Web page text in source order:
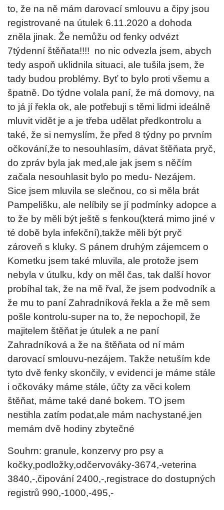
to, že na ně mám darovací smlouvu a čipy jsou
registrované na útulek 6.11.2020 a dohoda
zněla jinak. Že nemůžu od fenky odvézt
7týdenní štěňata!!!! no nic odvezla jsem, abych
tedy aspoň uklidnila situaci, ale tušila jsem, že
tady budou problémy. Byť to bylo proti všemu a
špatně. Do týdne volala paní, že má domovy, na
to já jí řekla ok, ale potřebuji s těmi lidmi ideálně
mluvit vidět je a je třeba udělat předkontrolu a
také, že si nemyslím, že před 8 týdny po prvním
očkování,že to nesouhlasím, dávat štěňata pryč,
do zpráv byla jak med,ale jak jsem s něčím
začala nesouhlasit bylo po medu- Nezájem.
Sice jsem mluvila se slečnou, co si měla brát
Pampelišku, ale nelíbily se jí podmínky adopce a
to že by měli být ještě s fenkou(která mimo jiné v
té době byla infekční),takže měli být pryč
zároveň s kluky. S pánem druhým zájemcem o
Kometku jsem také mluvila, ale protože jsem
nebyla v útulku, kdy on měl čas, tak další hovor
probíhal tak, že na mě řval, že jsem podvodník a
že mu to paní Zahradníková řekla a že mě sem
pošle kontrolu-super na to, že nepochopil, že
majitelem štěňat je útulek a ne paní
Zahradníková a že na štěňata od ní mám
darovací smlouvu-nezájem. Takže netuším kde
tyto dvě fenky skončily, v evidenci je máme stále
i očkováky máme stále, účty za věci kolem
štěňat, máme také dané bokem. TO jsem
nestihla zatím podat,ale mám nachystané,jen
memám dvě hodiny zbytečné
Souhrn: granule, konzervy pro psy a
kočky,podložky,odčervováky-3674,-veterina
3840,-,čipování 2400,-,registrace do dostupných
registrů 990,-1000,-495,-